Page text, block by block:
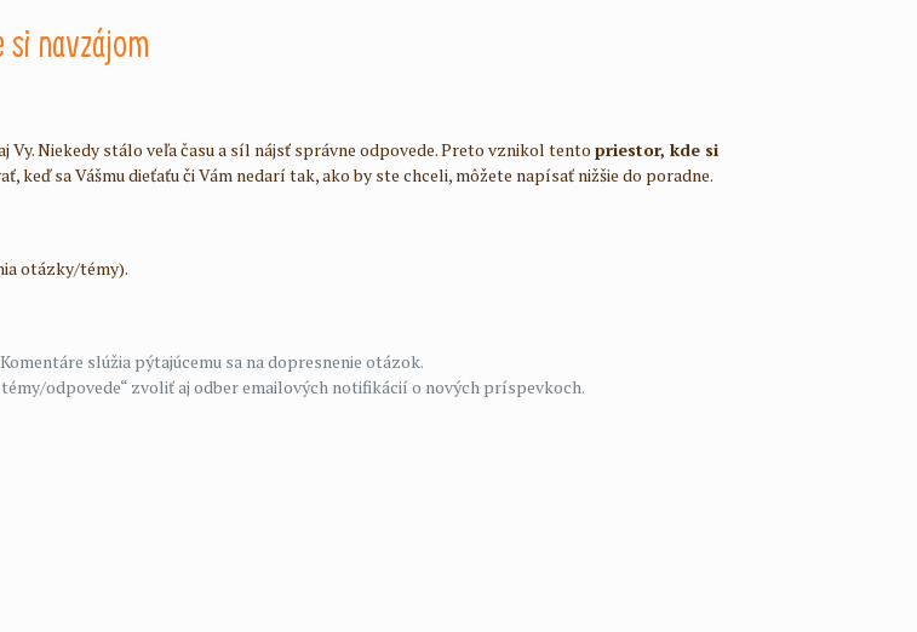
si navzájom
Niekedy stálo veľa času a síl nájsť správne odpovede. Preto vznikol tento priestor, kde si
keď sa Vášmu dieťaťu či Vám nedarí tak, ako by ste chceli, môžete napísať nižšie do poradne.
otázky/témy).
slúžia pýtajúcemu sa na dopresnenie otázok.
odpovede“ zvoliť aj odber emailových notifikácií o nových príspevkoch.